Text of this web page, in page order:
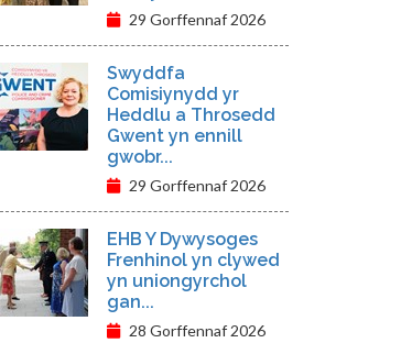
29 Gorffennaf 2026
Swyddfa
Comisiynydd yr
Heddlu a Throsedd
Gwent yn ennill
gwobr...
29 Gorffennaf 2026
EHB Y Dywysoges
Frenhinol yn clywed
yn uniongyrchol
gan...
28 Gorffennaf 2026